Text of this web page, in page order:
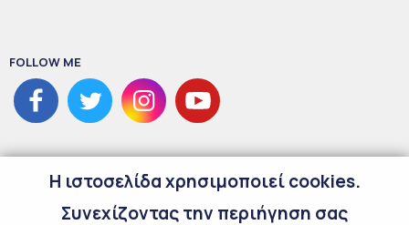
FOLLOW ME
H ιστοσελίδα χρησιμοποιεί cookies.
Συνεχίζοντας την περιήγηση σας